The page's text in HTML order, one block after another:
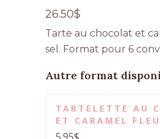
26.50$
Tarte au chocolat et
sel. Format pour 6
Autre format
TARTELETTE AU
ET CARAMEL